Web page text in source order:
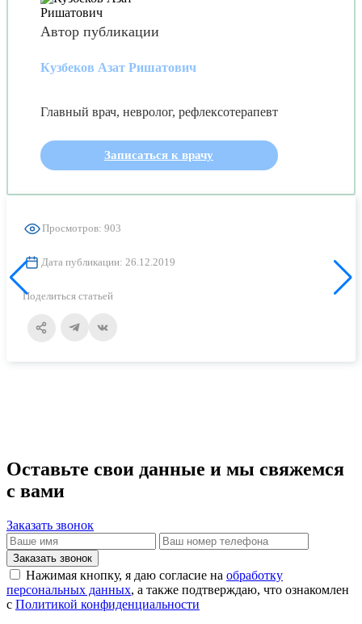
Автор публикации
Кузбеков Азат Ришатович
Главный врач, невролог, рефлексотерапевт
Записаться к врачу
Просмотров: 903
Дата публикации: 26.12.2019
Поделиться статьей
Оставьте свои данные и мы свяжемся
с вами
Заказать звонок
Заказать звонок
Нажимая кнопку, я даю согласие на обработку
персональных данных, а также подтверждаю, что ознакомлен
с Политикой конфиденциальности